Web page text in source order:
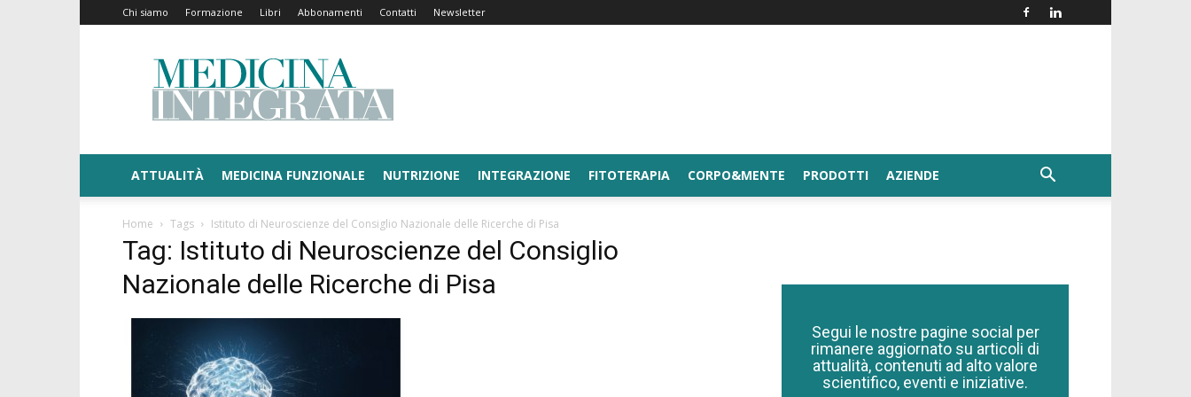
Chi siamo Formazione Libri Abbonamenti Contatti Newsletter
Medicina
Integrata
ATTUALITÀ MEDICINA FUNZIONALE NUTRIZIONE INTEGRAZIONE FITOTERAPIA CORPO&MENTE PRODOTTI AZIENDE
Home Tags Istituto di Neuroscienze del Consiglio Nazionale delle Ricerche di Pisa
Tag: Istituto di Neuroscienze del Consiglio
Nazionale delle Ricerche di Pisa
Segui le nostre pagine social per
rimanere aggiornato su articoli di
attualità, contenuti ad alto valore
scientifico, eventi e iniziative.